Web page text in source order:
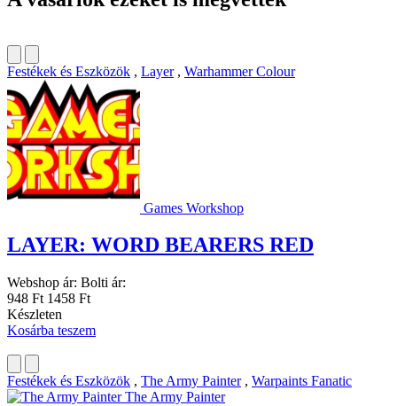
Festékek és Eszközök , Layer, Warhammer Colour
Games Workshop
LAYER: WORD BEARERS RED
Webshop ár: Bolti ár:
948 Ft 1458 Ft
Készleten
Kosárba teszem
Festékek és Eszközök , The Army Painter, Warpaints Fanatic
The Army Painter